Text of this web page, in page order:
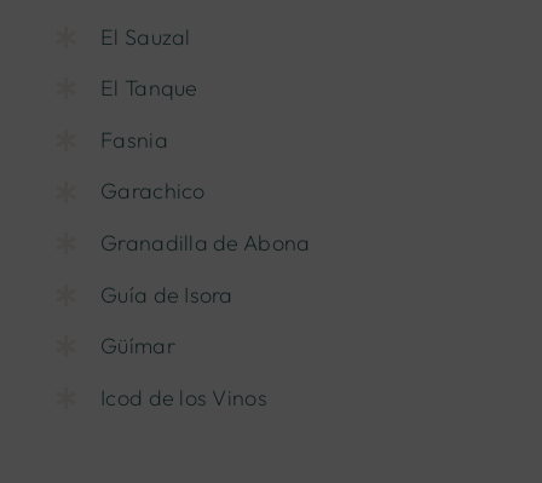
El Sauzal
El Tanque
Fasnia
Garachico
Granadilla de Abona
Guía de Isora
Güímar
Icod de los Vinos